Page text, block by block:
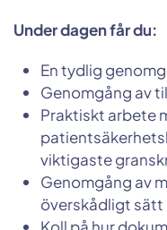
Under dagen får du:
En tydlig
Genomgång av
Praktiskt arbete
viktigaste
Genomgång av
överskådligt sätt